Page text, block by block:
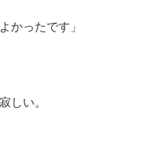
かったです」
しい。